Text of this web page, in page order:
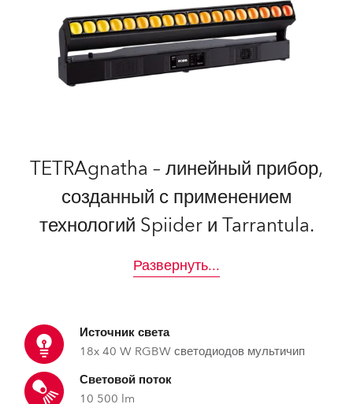
TETRAgnatha – линейный прибор,
созданный с применением
технологий Spiider и Tarrantula.
Развернуть...
Источник света
18x 40 W RGBW светодиодов мультичип
Световой поток
10 500 lm